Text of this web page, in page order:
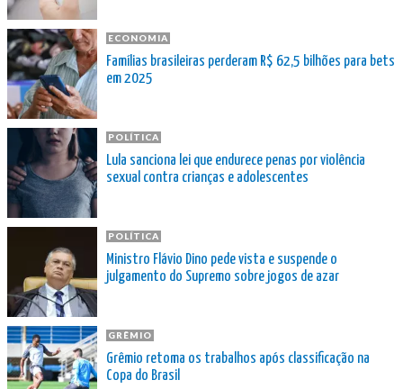
ECONOMIA
Famílias brasileiras perderam R$ 62,5 bilhões para bets
em 2025
POLÍTICA
Lula sanciona lei que endurece penas por violência
sexual contra crianças e adolescentes
POLÍTICA
Ministro Flávio Dino pede vista e suspende o
julgamento do Supremo sobre jogos de azar
GRÊMIO
Grêmio retoma os trabalhos após classificação na
Copa do Brasil